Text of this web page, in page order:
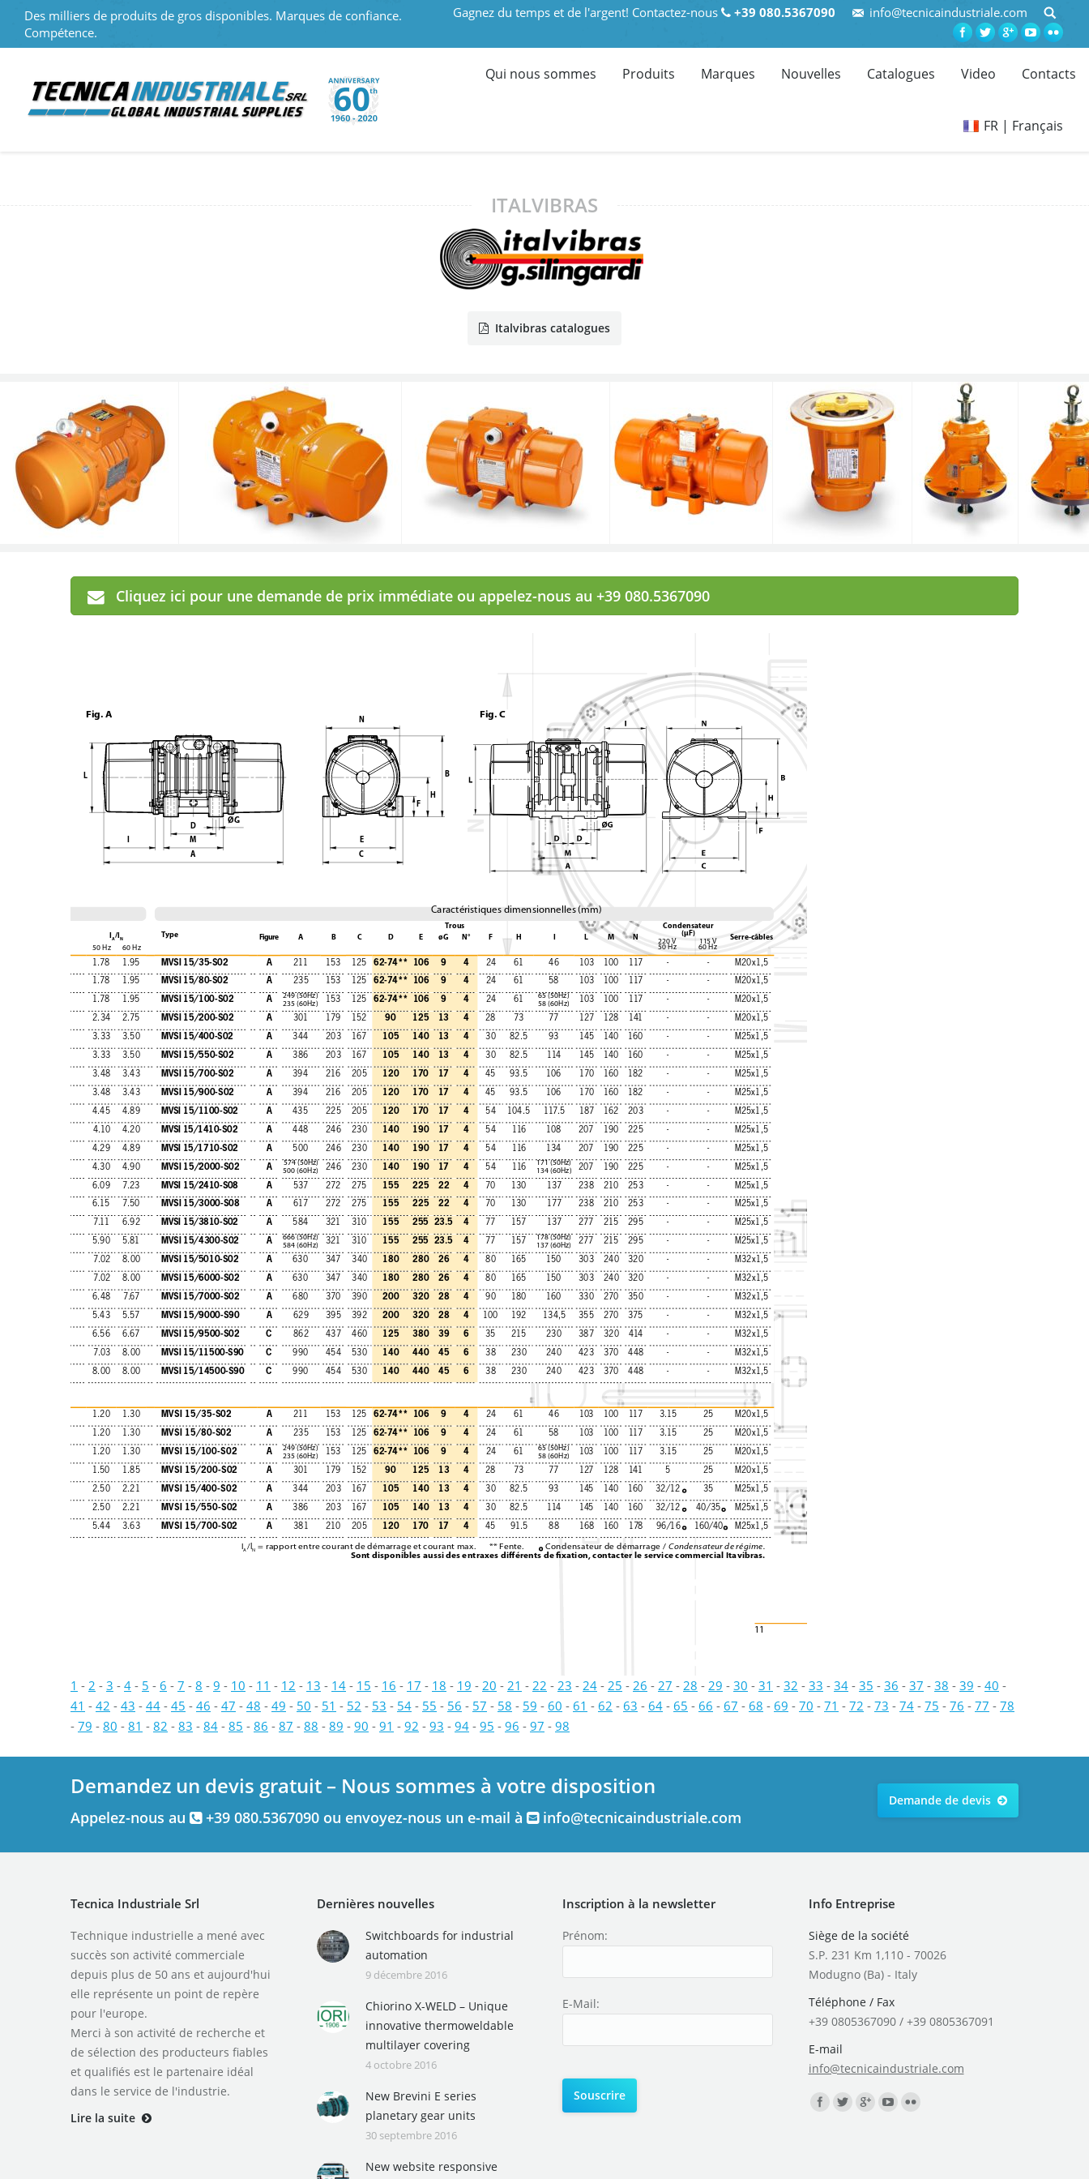
Des milliers de produits de gros disponibles. Marques de confiance.
Compétence.
Gagnez du temps et de l'argent! Contactez-nous +39 080.5367090 info@tecnicaindustriale.com
Qui nous sommes Produits Marques Nouvelles Catalogues Video Contacts
FR | Français
ITALVIBRAS
Italvibras catalogues
Cliquez ici pour une demande de prix immédiate ou appelez-nous au +39 080.5367090
11
1.78 1.95 MVSI 15/35-S02 A 211 153 125 62-74** 106 9 4 24 61 46 103 100 117 - -
M20x1,5
1.78
1.95 MVSI 15/80-S02 A 235 153 125 62-74** 106 9 4 24 61 58 103 100 117 - -
M20x1,5
1.78
1.95 MVSI 15/100-S02 A
249 (50Hz)
235 (60Hz)
153 125 62-74** 106 9 4 24 61
65 (50Hz)
58 (60Hz)
103 100 117 - -
M20x1,5
2.34
2.75 MVSI 15/200-S02 A 301 179 152 90 125 13 4 28 73 77 127 128 141 - -
M20x1,5
3.33
3.50 MVSI 15/400-S02 A 344 203 167 105 140 13 4 30 82.5 93 145 140 160 - -
M25x1,5
3.33
3.50 MVSI 15/550-S02 A 386 203 167 105 140 13 4 30 82.5 114 145 140 160 - -
M25x1,5
3.48
3.43 MVSI 15/700-S02 A 394 216 205 120 170 17 4 45 93.5 106 170 160 182 - -
M25x1,5
3.48
3.43 MVSI 15/900-S02 A 394 216 205 120 170 17 4 45 93.5 106 170 160 182 - -
M25x1,5
4.45
4.89 MVSI 15/1100-S02 A 435 225 205 120 170 17 4 54 104.5 117.5 187 162 203 - -
M25x1,5
4.10
4.20 MVSI 15/1410-S02 A 448 246 230 140 190 17 4 54 116 108 207 190 225 - -
M25x1,5
4.29
4.89 MVSI 15/1710-S02 A 500 246 230 140 190 17 4 54 116 134 207 190 225 - -
M25x1,5
4.30
4.90 MVSI 15/2000-S02 A
574 (50Hz)
500 (60Hz)
246 230 140 190 17 4 54 116
171 (50Hz)
134 (60Hz)
207 190 225 - -
M25x1,5
6.09
7.23 MVSI 15/2410-S08 A 537 272 275 155 225 22 4 70 130 137 238 210 253 - -
M25x1,5
6.15
7.50 MVSI 15/3000-S08 A 617 272 275 155 225 22 4 70 130 177 238 210 253 - -
M25x1,5
7.11
6.92 MVSI 15/3810-S02 A 584 321 310 155 255 23.5 4 77 157 137 277 215 295 - -
M25x1,5
5.90
5.81 MVSI 15/4300-S02 A
666 (50Hz)
584 (60Hz)
321 310 155 255 23.5 4 77 157
178 (50Hz)
137 (60Hz)
277 215 295 - -
M25x1,5
7.02
8.00 MVSI 15/5010-S02 A 630 347 340 180 280 26 4 80 165 150 303 240 320 - -
M32x1,5
7.02
8.00 MVSI 15/6000-S02 A 630 347 340 180 280 26 4 80 165 150 303 240 320 - -
M32x1,5
6.48
7.67 MVSI 15/7000-S02 A 680 370 390 200 320 28 4 90 180 160 330 270 350 - -
M32x1,5
5.43
5.57 MVSI 15/9000-S90 A 629 395 392 200 320 28 4 100 192 134,5 355 270 375 - -
M32x1,5
6.56
6.67 MVSI 15/9500-S02 C 862 437 460 125 380 39 6 35 215 230 387 320 414 - -
M32x1,5
7.03
8.00 MVSI 15/11500-S90 C 990 454 530 140 440 45 6 38 230 240 423 370 448 - -
M32x1,5
8.00
8.00 MVSI 15/14500-S90 C 990 454 530 140 440 45 6 38 230 240 423 370 448 - - M32x1,5
1.20 1.30 MVSI 15/35-S02 A 211 153 125 62-74** 106 9 4 24 61 46 103 100 117 3.15 25
M20x1,5
1.20
1.30 MVSI 15/80-S02 A 235 153 125 62-74** 106 9 4 24 61 58 103 100 117 3.15 25
M20x1,5
1.20
1.30 MVSI 15/100-S02 A
249 (50Hz)
235 (60Hz)
153 125 62-74** 106 9 4 24 61
65 (50Hz)
58 (60Hz)
103 100 117 3.15 25
M20x1,5
1.50
1.85 MVSI 15/200-S02 A 301 179 152 90 125 13 4 28 73 77 127 128 141 5 25
M20x1,5
2.50
2.21 MVSI 15/400-S02 A 344 203 167 105 140 13 4 30 82.5 93 145 140 160 32/12 35
M25x1,5
2.50
2.21 MVSI 15/550-S02 A 386 203 167 105 140 13 4 30 82.5 114 145 140 160 32/12 40/35
M25x1,5
5.44
3.63 MVSI 15/700-S02 A 381 210 205 120 170 17 4 45 91.5 88 168 160 178 96/16 160/40 M25x1,5
I
A
F
H
B
C
N
M
D
ØG
L
E
A/l N
50 Hz 60 Hz
IA /lN = rapport entre courant de démarrage et courant max. ** Fente. Condensateur de démarrage / Condensateur de régime.
Sont disponibles aussi des entraxes diﬀérents de ﬁxation, contacter le service commercial Itavibras.
Type
220 V
50 Hz
115 V
60 Hz
Caractéristiques dimensionnelles (mm)
Trous
Condensateur
(μF)
Figure A B C D E øG N° F H L M N Serre-câbles
Fig. A Fig. C
1 - 2 - 3 - 4 - 5 - 6 - 7 - 8 - 9 - 10 - 11 - 12 - 13 - 14 - 15 - 16 - 17 - 18 - 19 - 20 - 21 - 22 - 23 - 24 - 25 - 26 - 27 - 28 - 29 - 30 - 31 - 32 - 33 - 34 - 35 - 36 - 37 - 38 - 39 - 40 -
41 - 42 - 43 - 44 - 45 - 46 - 47 - 48 - 49 - 50 - 51 - 52 - 53 - 54 - 55 - 56 - 57 - 58 - 59 - 60 - 61 - 62 - 63 - 64 - 65 - 66 - 67 - 68 - 69 - 70 - 71 - 72 - 73 - 74 - 75 - 76 - 77 - 78
- 79 - 80 - 81 - 82 - 83 - 84 - 85 - 86 - 87 - 88 - 89 - 90 - 91 - 92 - 93 - 94 - 95 - 96 - 97 - 98
Demandez un devis gratuit – Nous sommes à votre disposition
Appelez-nous au +39 080.5367090 ou envoyez-nous un e-mail à info@tecnicaindustriale.com
Demande de devis
Tecnica Industriale Srl
Technique industrielle a mené avec
succès son activité commerciale
depuis plus de 50 ans et aujourd'hui
elle représente un point de repère
pour l'europe.
Merci à son activité de recherche et
de sélection des producteurs fiables
et qualifiés est le partenaire idéal
dans le service de l'industrie.
Lire la suite
Dernières nouvelles
Switchboards for industrial
automation
9 décembre 2016
Chiorino X-WELD – Unique
innovative thermoweldable
multilayer covering
4 octobre 2016
New Brevini E series
planetary gear units
30 septembre 2016
New website responsive
Inscription à la newsletter
Prénom:
E-Mail:
Info Entreprise
Siège de la société
S.P. 231 Km 1,110 - 70026
Modugno (Ba) - Italy
Téléphone / Fax
+39 0805367090 / +39 0805367091
E-mail
info@tecnicaindustriale.com
Trouvez nous sur :